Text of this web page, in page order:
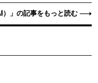
）」の記事をもっと読む